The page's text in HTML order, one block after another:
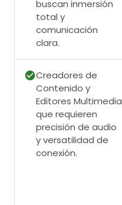
buscan inmersión
total y
comunicación
clara.
Creadores de
Contenido y
Editores Multimedia
que requieren
precisión de audio
y versatilidad de
conexión.